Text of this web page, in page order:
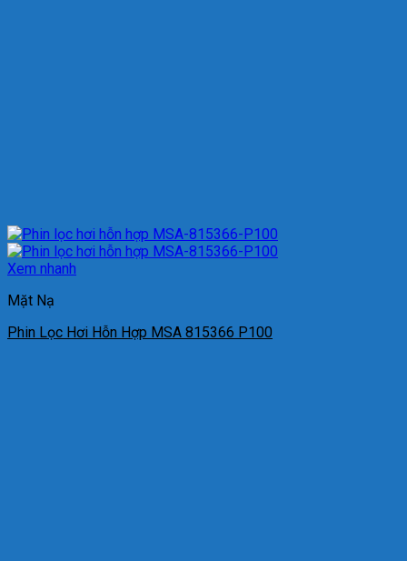
Xem nhanh
Mặt Nạ
Phin Lọc Hơi Hỗn Hợp MSA 815366 P100